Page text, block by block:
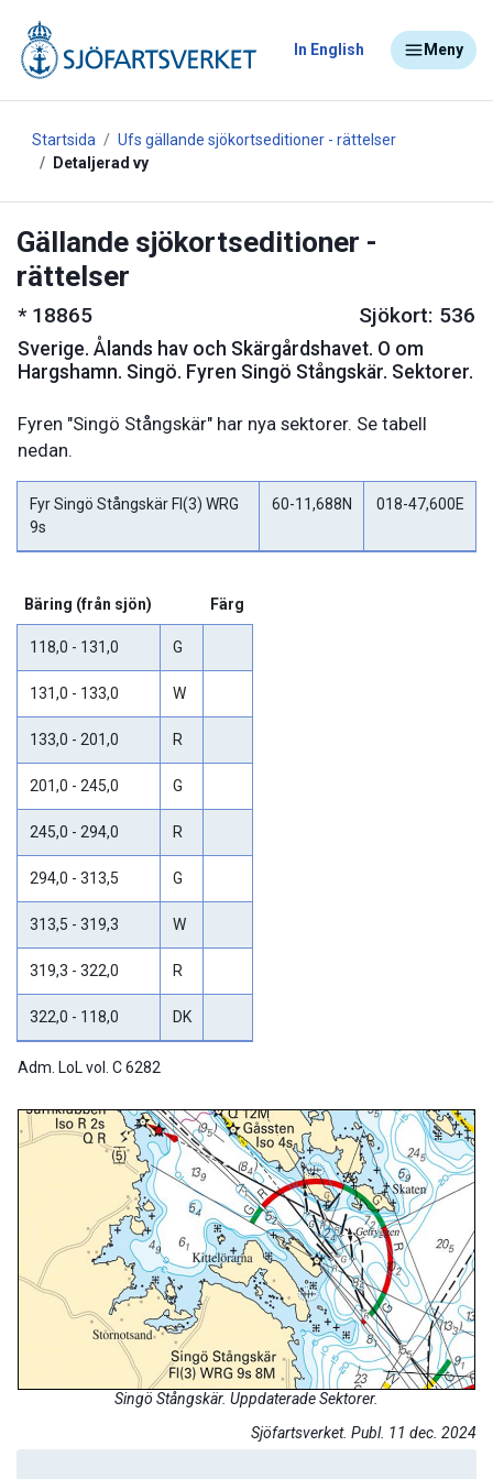
In English Meny
Startsida
Ufs gällande sjökortseditioner - rättelser
Detaljerad vy
Gällande sjökortseditioner -
rättelser
* 18865 Sjökort: 536
Sverige. Ålands hav och Skärgårdshavet. O om
Hargshamn. Singö. Fyren Singö Stångskär. Sektorer.
Fyren "Singö Stångskär" har nya sektorer. Se tabell
nedan.
Fyr Singö Stångskär Fl(3) WRG
9s
60-11,688N 018-47,600E
Bäring (från sjön) Färg
118,0 - 131,0 G
131,0 - 133,0 W
133,0 - 201,0 R
201,0 - 245,0 G
245,0 - 294,0 R
294,0 - 313,5 G
313,5 - 319,3 W
319,3 - 322,0 R
322,0 - 118,0 DK
Adm. LoL vol. C 6282
Singö Stångskär. Uppdaterade Sektorer.
Sjöfartsverket. Publ. 11 dec. 2024